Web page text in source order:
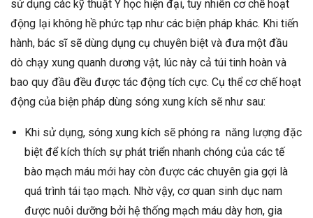
sử dụng các kỹ thuật Y học hiện đại, tuy nhiên cơ chế hoạt
động lại không hề phức tạp như các biện pháp khác. Khi tiến
hành, bác sĩ sẽ dùng dụng cụ chuyên biệt và đưa một đầu
dò chạy xung quanh dương vật, lúc này cả túi tinh hoàn và
bao quy đầu đều được tác động tích cực. Cụ thể cơ chế hoạt
động của biện pháp dùng sóng xung kích sẽ như sau:
Khi sử dụng, sóng xung kích sẽ phóng ra năng lượng đặc
biệt để kích thích sự phát triển nhanh chóng của các tế
bào mạch máu mới hay còn được các chuyên gia gợi là
quá trình tái tạo mạch. Nhờ vậy, cơ quan sinh dục nam
được nuôi dưỡng bởi hệ thống mạch máu dày hơn, gia